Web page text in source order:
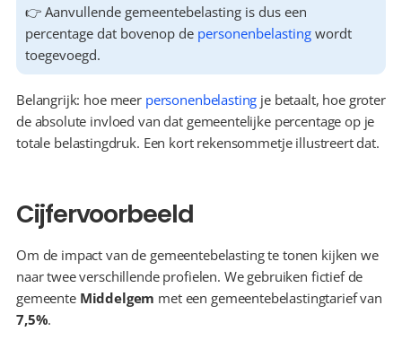
👉 Aanvullende gemeentebelasting is dus een
percentage dat bovenop de personenbelasting wordt
toegevoegd.
Belangrijk: hoe meer personenbelasting je betaalt, hoe groter
de absolute invloed van dat gemeentelijke percentage op je
totale belastingdruk. Een kort rekensommetje illustreert dat.
Cijfervoorbeeld
Om de impact van de gemeentebelasting te tonen kijken we
naar twee verschillende profielen. We gebruiken fictief de
gemeente Middelgem
7,5%.